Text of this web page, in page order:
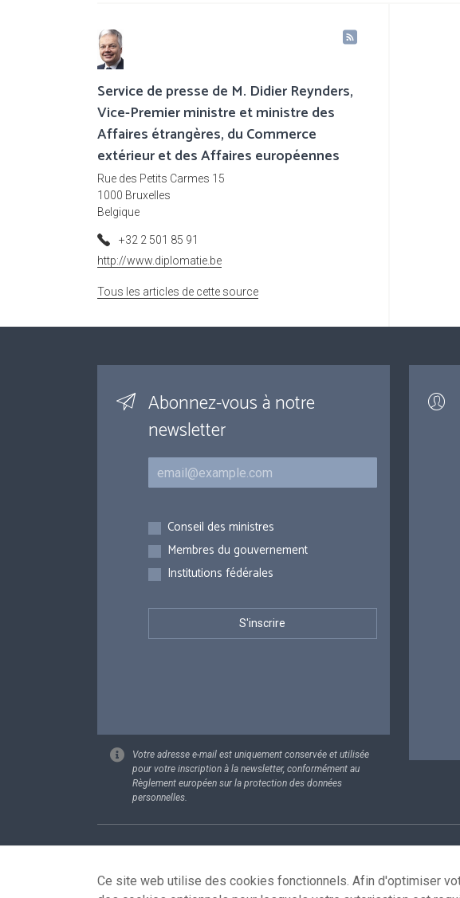
Service de presse de M. Didier Reynders,
Vice-Premier ministre et ministre des
Affaires étrangères, du Commerce
extérieur et des Affaires européennes
Rue des Petits Carmes 15
1000 Bruxelles
Belgique
+32 2 501 85 91
http://www.diplomatie.be
Tous les articles de cette source
Abonnez-vous à notre
newsletter
Courriel
Inscriptions
Conseil des ministres
Membres du gouvernement
Institutions fédérales
Votre adresse e-mail est uniquement conservée et utilisée
pour votre inscription à la newsletter, conformément au
Règlement européen sur la protection des données
personnelles.
Ce site web utilise des cookies fonctionnels. Afin d'optimiser